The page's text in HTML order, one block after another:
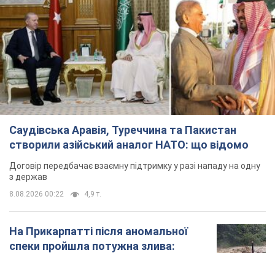
Саудівська Аравія, Туреччина та Пакистан
створили азійський аналог НАТО: що відомо
Договір передбачає взаємну підтримку у разі нападу на одну
з держав
8.08.2026 00:22 4,9 т.
На Прикарпатті після аномальної
спеки пройшла потужна злива: